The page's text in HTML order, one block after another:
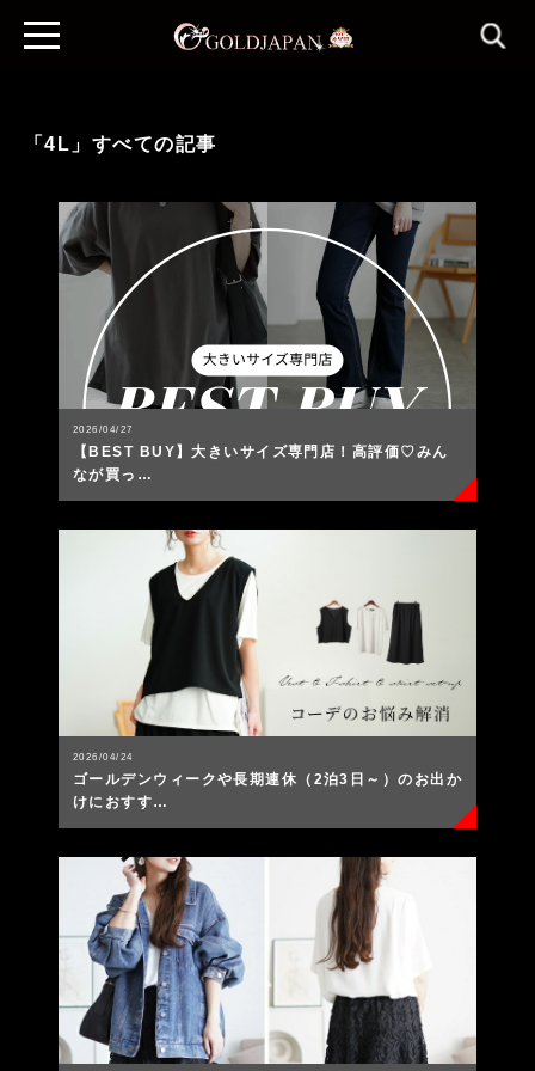
「4L」すべての記事
2026/04/27
【BEST BUY】大きいサイズ専門店！高評価♡みん
なが買っ…
2026/04/24
ゴールデンウィークや長期連休（2泊3日～）のお出か
けにおすす…